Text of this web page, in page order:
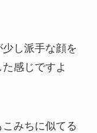
し派手な顔を
感じですよ
みちに似てる